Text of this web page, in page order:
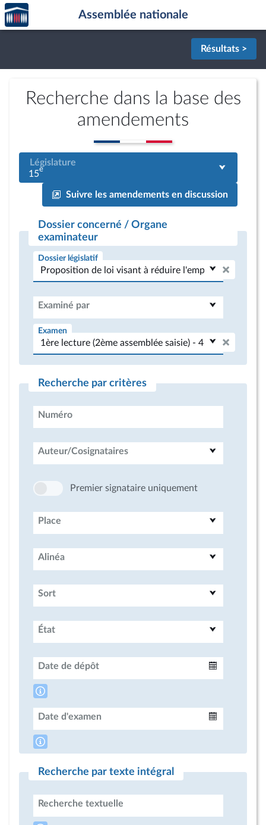
Aller au contenu
Aller en bas de la page
Accèder
à la
page
Assemblée nationale
Résultats >
Recherche dans la base des
amendements
Législature
15e
Suivre les amendements en discussion
Dossier concerné / Organe
examinateur
Dossier législatif
Examiné par
Examen
Recherche par critères
Numéro
Auteur/Cosignataires
Premier signataire uniquement
Place
Alinéa
Sort
État
Date de dépôt
Date d'examen
Recherche par texte intégral
Recherche textuelle